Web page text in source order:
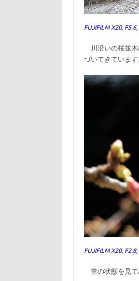
FUJIFILM X20,
川沿いの桜並木
づいてきています
FUJIFILM X20,
蕾の状態を見て